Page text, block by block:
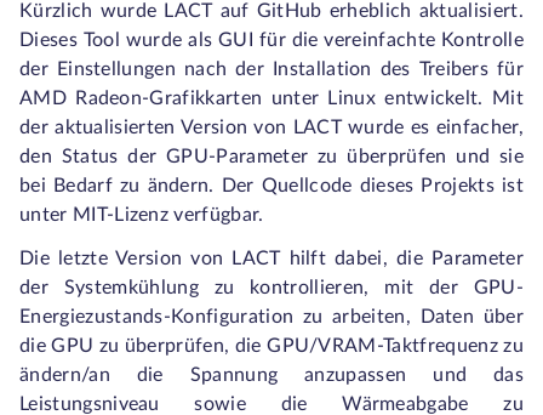
Kürzlich wurde LACT auf GitHub erheblich aktualisiert.
Dieses Tool wurde als GUI für die vereinfachte Kontrolle
der Einstellungen nach der Installation des Treibers für
AMD Radeon-Grafikkarten unter Linux entwickelt. Mit
der aktualisierten Version von LACT wurde es einfacher,
den Status der GPU-Parameter zu überprüfen und sie
bei Bedarf zu ändern. Der Quellcode dieses Projekts ist
unter MIT-Lizenz verfügbar.
Die letzte Version von LACT hilft dabei, die Parameter
der Systemkühlung zu kontrollieren, mit der GPU-
Energiezustands-Konfiguration zu arbeiten, Daten über
die GPU zu überprüfen, die GPU/VRAM-Taktfrequenz zu
ändern/an die Spannung anzupassen und das
Leistungsniveau sowie die Wärmeabgabe zu